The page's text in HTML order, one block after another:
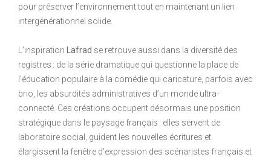
pour préserver l’environnement tout en maintenant un lien
intergénérationnel solide.
L’inspiration Lafrad se retrouve aussi dans la diversité des
registres : de la série dramatique qui questionne la place de
l’éducation populaire à la comédie qui caricature, parfois avec
brio, les absurdités administratives d’un monde ultra-
connecté. Ces créations occupent désormais une position
stratégique dans le paysage français : elles servent de
laboratoire social, guident les nouvelles écritures et
élargissent la fenêtre d’expression des scénaristes français et